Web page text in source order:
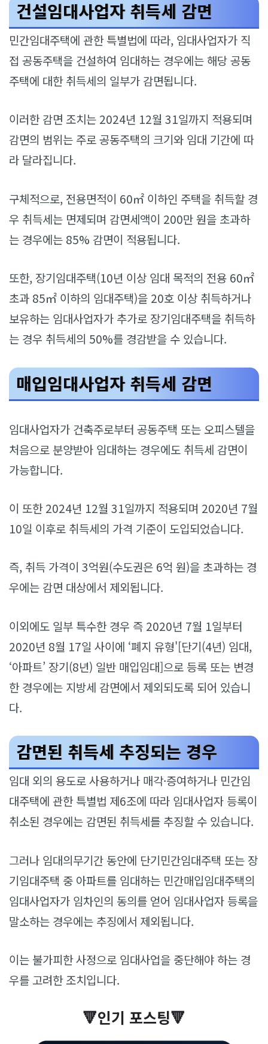
건설임대사업자 취득세 감면
민간임대주택에 관한 특별법에 따라, 임대사업자가 직
접 공동주택을 건설하여 임대하는 경우에는 해당 공동
주택에 대한 취득세의 일부가 감면됩니다.
이러한 감면 조치는 2024년 12월 31일까지 적용되며
감면의 범위는 주로 공동주택의 크기와 임대 기간에 따
라 달라집니다.
구체적으로, 전용면적이 60㎡ 이하인 주택을 취득할 경
우 취득세는 면제되며 감면세액이 200만 원을 초과하
는 경우에는 85% 감면이 적용됩니다.
또한, 장기임대주택(10년 이상 임대 목적의 전용 60㎡
초과 85㎡ 이하의 임대주택)을 20호 이상 취득하거나
보유하는 임대사업자가 추가로 장기임대주택을 취득하
는 경우 취득세의 50%를 경감받을 수 있습니다.
매입임대사업자 취득세 감면
임대사업자가 건축주로부터 공동주택 또는 오피스텔을
처음으로 분양받아 임대하는 경우에도 취득세 감면이
가능합니다.
이 또한 2024년 12월 31일까지 적용되며 2020년 7월
10일 이후로 취득세의 가격 기준이 도입되었습니다.
즉, 취득 가격이 3억원(수도권은 6억 원)을 초과하는 경
우에는 감면 대상에서 제외됩니다.
이외에도 일부 특수한 경우 즉 2020년 7월 1일부터
2020년 8월 17일 사이에 ‘폐지 유형'[단기(4년) 임대,
‘아파트’ 장기(8년) 일반 매입임대]으로 등록 또는 변경
한 경우에는 지방세 감면에서 제외되도록 되어 있습니
다.
감면된 취득세 추징되는 경우
임대 외의 용도로 사용하거나 매각·증여하거나 민간임
대주택에 관한 특별법 제6조에 따라 임대사업자 등록이
취소된 경우에는 감면된 취득세를 추징할 수 있습니다.
그러나 임대의무기간 동안에 단기민간임대주택 또는 장
기임대주택 중 아파트를 임대하는 민간매입임대주택의
임대사업자가 임차인의 동의를 얻어 임대사업자 등록을
말소하는 경우에는 추징에서 제외됩니다.
이는 불가피한 사정으로 임대사업을 중단해야 하는 경
우를 고려한 조치입니다.
🔻인기 포스팅🔻